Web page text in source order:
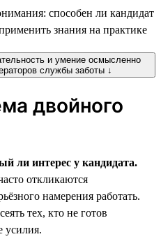
способен ли кандидат
знания на практике
и умение осмысленно
службы заботы ↓
двойного
ли интерес у кандидата.
откликаются
намерения работать.
тех, кто не готов
усилия.